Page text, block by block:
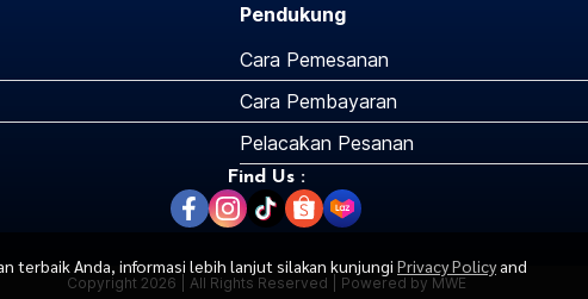
terbaik Anda, informasi lebih lanjut silakan kunjungi Privacy Policyand
Pendukung
Cara Pemesanan
Cara Pembayaran
Pelacakan Pesanan
Find Us :
Copyright 2026 | All Rights Reserved | Powered by MWE